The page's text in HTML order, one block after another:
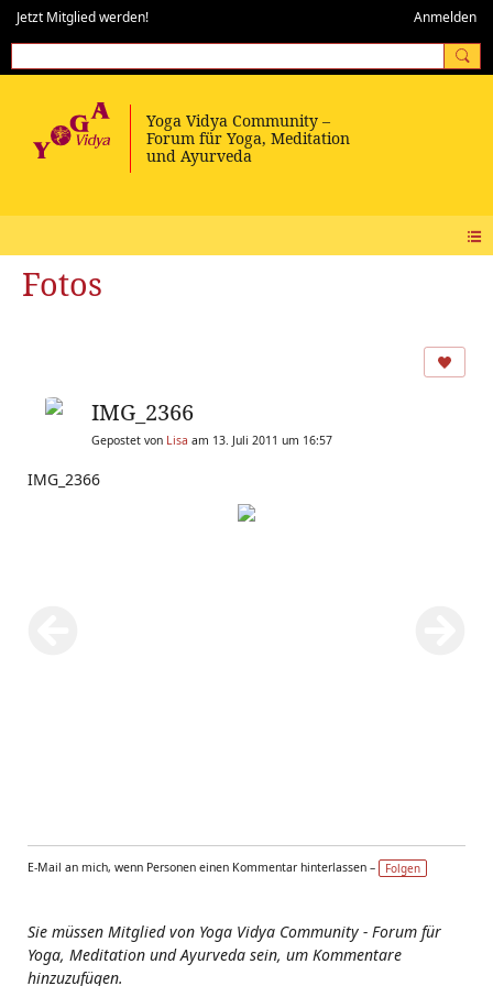
Jetzt Mitglied werden! Anmelden
Fotos
IMG_2366
Gepostet von Lisa am 13. Juli 2011 um 16:57
IMG_2366
E-Mail an mich, wenn Personen einen Kommentar hinterlassen – Folgen
Sie müssen Mitglied von Yoga Vidya Community - Forum für
Yoga, Meditation und Ayurveda sein, um Kommentare
hinzuzufügen.